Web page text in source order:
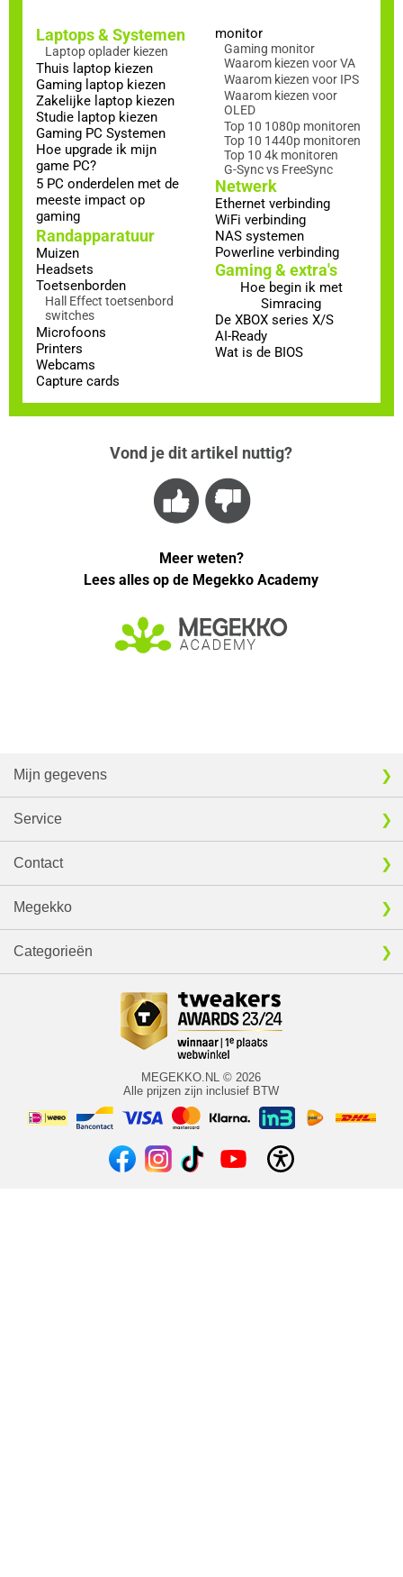
Laptops & Systemen
Laptop oplader kiezen
Thuis laptop kiezen
Gaming laptop kiezen
Zakelijke laptop kiezen
Studie laptop kiezen
Gaming PC Systemen
Hoe upgrade ik mijn
game PC?
5 PC onderdelen met de
meeste impact op
gaming
Randapparatuur
Muizen
Headsets
Toetsenborden
Hall Effect toetsenbord
switches
Microfoons
Printers
Webcams
Capture cards
monitor
Gaming monitor
Waarom kiezen voor VA
Waarom kiezen voor IPS
Waarom kiezen voor
OLED
Top 10 1080p monitoren
Top 10 1440p monitoren
Top 10 4k monitoren
G-Sync vs FreeSync
Netwerk
Ethernet verbinding
WiFi verbinding
NAS systemen
Powerline verbinding
Gaming & extra's
Hoe begin ik met
Simracing
De XBOX series X/S
AI-Ready
Wat is de BIOS
Vond je dit artikel nuttig?
Meer weten?
Lees alles op de Megekko Academy
Mijn gegevens
Service
Contact
Megekko
Categorieën
MEGEKKO.NL © 2026
Alle prijzen zijn inclusief BTW